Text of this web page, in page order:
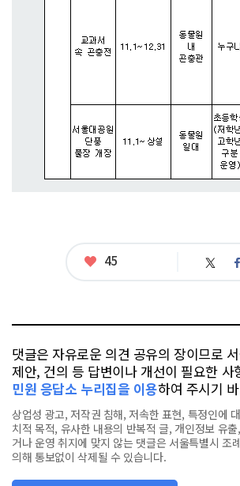
좋
45 트 페
댓글은 자유로운 의견 공유의 장이므로
제안, 건의 등 답변이나 개선이 필요한 사
민원 응답소 누리집을 이용하여 주시기
상업성 광고, 저작권 침해, 저속한 표현, 특정인에
치적 목적, 유사한 내용의 반복적 글, 개인정보 유
거나 운영 취지에 맞지 않는 댓글은 서울특별시 조
의해 통보없이 삭제될 수 있습니다.